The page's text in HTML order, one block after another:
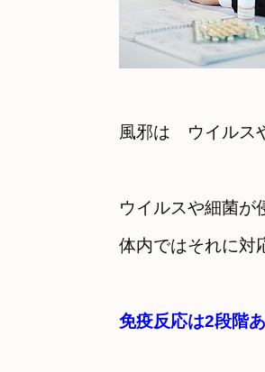
風邪は　ウイルス
ウイルスや細菌
体内ではそれに
免疫反応は2段階